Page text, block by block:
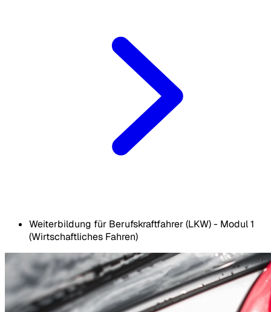
Weiterbildung für Berufskraftfahrer (LKW) - Modul 1
(Wirtschaftliches Fahren)